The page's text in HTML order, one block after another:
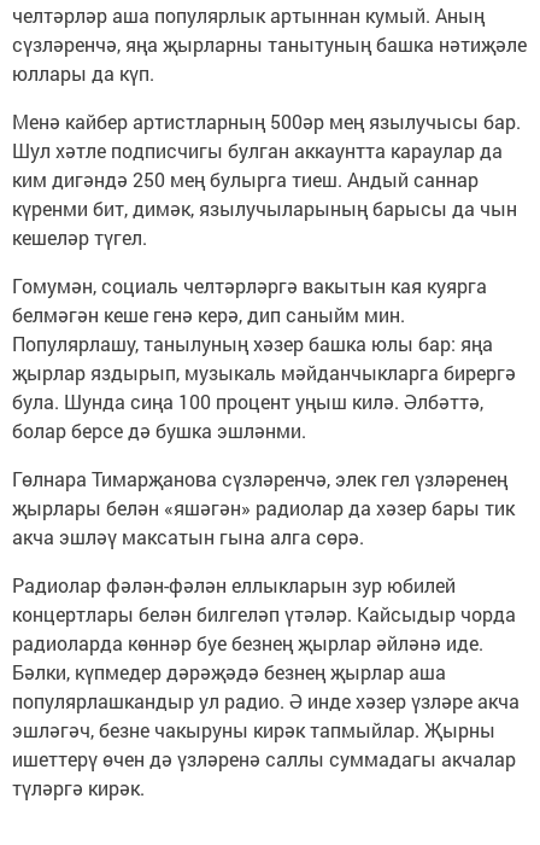
челтәрләр аша популярлык артыннан кумый. Аның
сүзләренчә, яңа җырларны танытуның башка нәтиҗәле
юллары да күп.
Менә кайбер артистларның 500әр мең язылучысы бар.
Шул хәтле подписчигы булган аккаунтта караулар да
ким дигәндә 250 мең булырга тиеш. Андый саннар
күренми бит, димәк, язылучыларының барысы да чын
кешеләр түгел.
Гомумән, социаль челтәрләргә вакытын кая куярга
белмәгән кеше генә керә, дип саныйм мин.
Популярлашу, танылуның хәзер башка юлы бар: яңа
җырлар яздырып, музыкаль мәйданчыкларга бирергә
була. Шунда сиңа 100 процент уңыш килә. Әлбәттә,
болар берсе дә бушка эшләнми.
Гөлнара Тимарҗанова сүзләренчә, элек гел үзләренең
җырлары белән «яшәгән» радиолар да хәзер бары тик
акча эшләү максатын гына алга сөрә.
Радиолар фәлән-фәлән еллыкларын зур юбилей
концертлары белән билгеләп үтәләр. Кайсыдыр чорда
радиоларда көннәр буе безнең җырлар әйләнә иде.
Бәлки, күпмедер дәрәҗәдә безнең җырлар аша
популярлашкандыр ул радио. Ә инде хәзер үзләре акча
эшләгәч, безне чакыруны кирәк тапмыйлар. Җырны
ишеттерү өчен дә үзләренә саллы суммадагы акчалар
түләргә кирәк.